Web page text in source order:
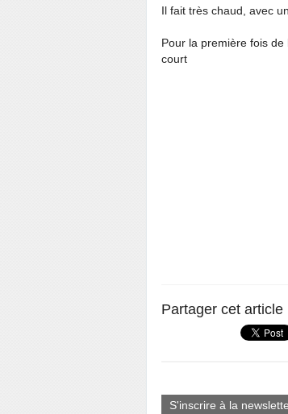
Il fait très chaud, avec
Pour la première fois
court
Partager cet article
S'inscrire à la